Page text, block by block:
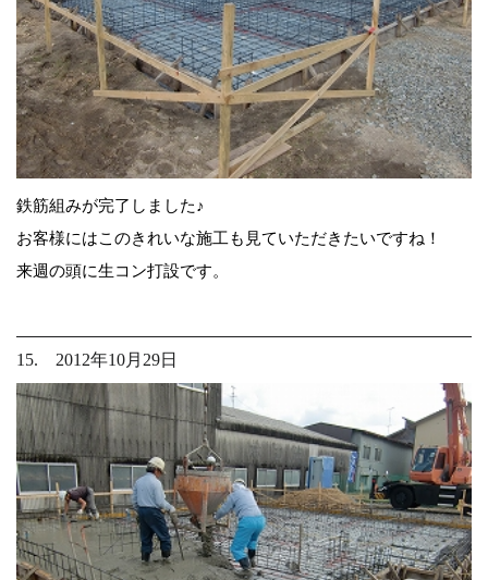
鉄筋組みが完了しました♪
お客様にはこのきれいな施工も見ていただきたいですね！
来週の頭に生コン打設です。
15. 2012年10月29日